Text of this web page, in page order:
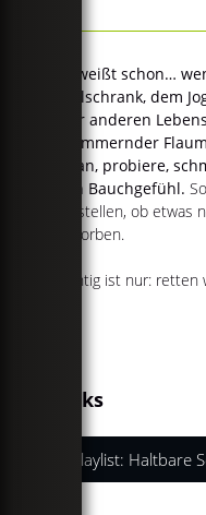
Du weißt schon…
Kühlschrank, dem
oder anderen
schimmernder
daran, probiere,
dein Bauchgefühl.
feststellen, ob etwas
verdorben.
Wichtig ist nur: retten
Links
Playlist: Haltbare